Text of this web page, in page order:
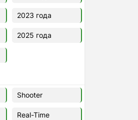
2023 года
2025 года
Shooter
Real-Time